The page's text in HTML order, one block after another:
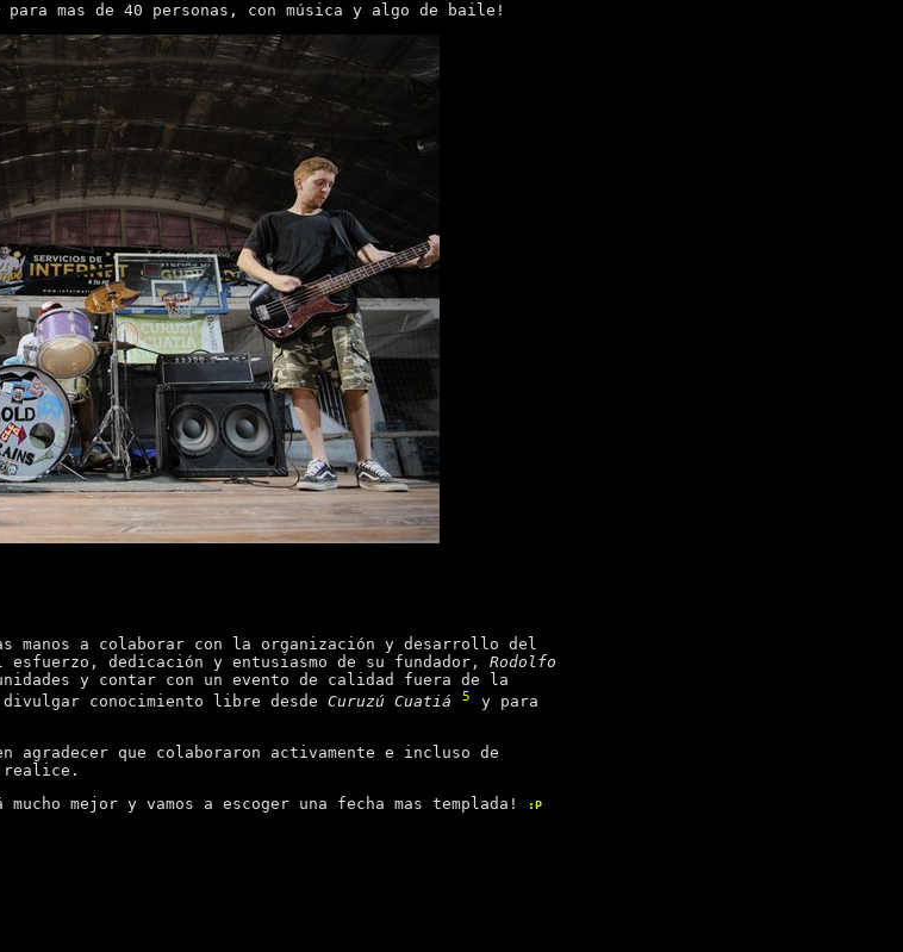
mas de 40 personas, con música y algo de baile!
manos a colaborar con la organización y desarrollo del
dedicación y entusiasmo de su fundador, Rodolfo
y contar con un evento de calidad fuera de la
conocimiento libre desde Curuzú Cuatiá 5
y para
agradecer que colaboraron activamente e incluso de
realice.
mejor y vamos a escoger una fecha mas templada!
:P